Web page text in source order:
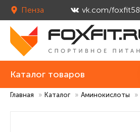
Пенза vk.com/foxfit58
Каталог товаров
Главная » Каталог » Аминокислоты »